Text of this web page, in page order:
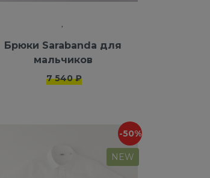
Брюки Sarabanda для
мальчиков
7 540 ₽
-50%
NEW